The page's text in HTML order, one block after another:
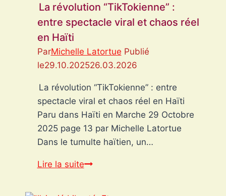
sont
passés
guédés
?
La révolution “TikTokienne” :
entre spectacle viral et chaos réel
en Haïti
ParMichelle Latortue Publié
le29.10.202526.03.2026
La révolution “TikTokienne” : entre
spectacle viral et chaos réel en Haïti
Paru dans Haïti en Marche 29 Octobre
2025 page 13 par Michelle Latortue
Dans le tumulte haïtien, un…
Lire la suiteLa